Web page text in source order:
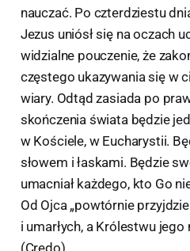
nauczać. Po czterdziestu
Jezus uniósł się na oczach
widzialne pouczenie, że
częstego ukazywania się w
wiary. Odtąd zasiada po
skończenia świata będzie
w Kościele, w Eucharystii.
słowem i łaskami. Będzie
umacniał każdego, kto Go
Od Ojca „powtórnie
i umarłych, a Królestwu jego
(Credo)